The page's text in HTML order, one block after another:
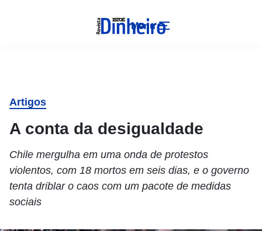
Menu
Artigos
A conta da desigualdade
Chile mergulha em uma onda de protestos
violentos, com 18 mortos em seis dias, e o governo
tenta driblar o caos com um pacote de medidas
sociais